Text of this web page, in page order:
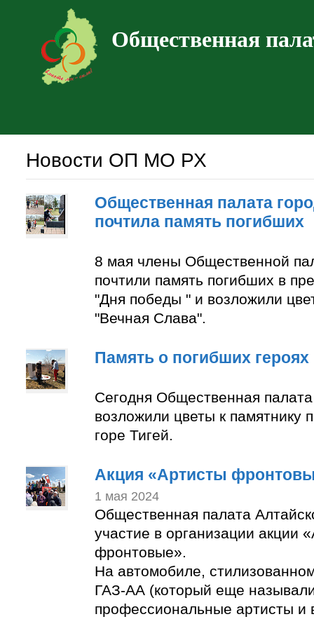
Общественная
Новости ОП МО РХ
Общественная палата
почтила память погибших
8 мая члены Общественной
почтили память погибших в
"Дня победы " и возложили
"Вечная Слава".
Память о погибших героях
Сегодня Общественная
возложили цветы к памятнику
горе Тигей.
Акция «Артисты
1 мая 2024
Общественная палата
участие в организации акции
фронтовые».
На автомобиле,
ГАЗ-АА (который еще
профессиональные артисты и